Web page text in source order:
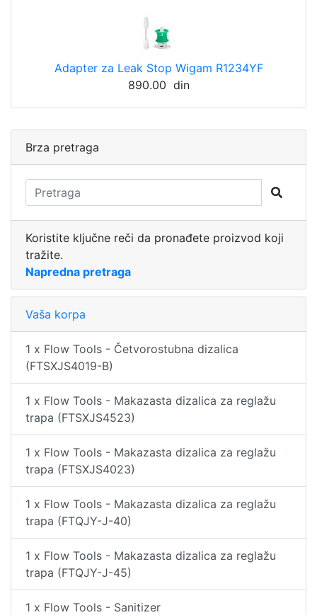
Adapter za Leak Stop Wigam R1234YF
890.00 din
Brza pretraga
Koristite ključne reči da pronađete proizvod koji
tražite.
Napredna pretraga
Vaša korpa
1 x Flow Tools - Četvorostubna dizalica
(FTSXJS4019-B)
1 x Flow Tools - Makazasta dizalica za reglažu
trapa (FTSXJS4523)
1 x Flow Tools - Makazasta dizalica za reglažu
trapa (FTSXJS4023)
1 x Flow Tools - Makazasta dizalica za reglažu
trapa (FTQJY-J-40)
1 x Flow Tools - Makazasta dizalica za reglažu
trapa (FTQJY-J-45)
1 x Flow Tools - Sanitizer